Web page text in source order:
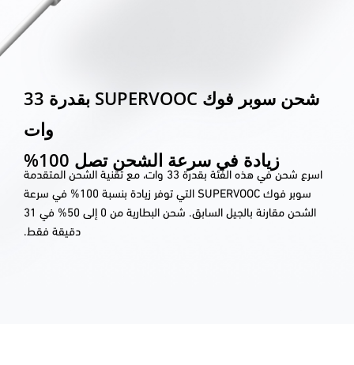
شحن سوبر فوك SUPERVOOC بقدرة 33
وات
زيادة في سرعة الشحن تصل 100%
اسرع شحن في هذه الفئة بقدرة 33 وات، مع تقنية الشحن المتقدمة
سوبر فوك SUPERVOOC التي توفر زيادة بنسبة 100% في سرعة
الشحن مقارنة بالجيل السابق. شحن البطارية من 0 إلى 50% في 31
دقيقة فقط.